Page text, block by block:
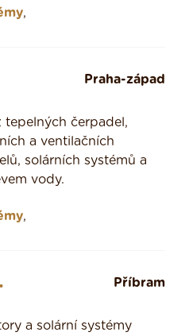
,
Praha-západ
tepelných čerpadel,
a ventilačních
solárních systémů a
vody.
,
Příbram
a solární systémy